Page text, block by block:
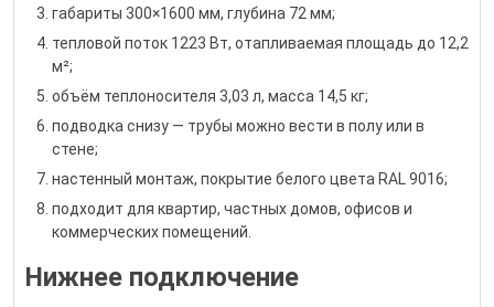
габариты 300×1600 мм, глубина 72 мм;
тепловой поток 1223 Вт, отапливаемая площадь до 12,2
м²;
объём теплоносителя 3,03 л, масса 14,5 кг;
подводка снизу — трубы можно вести в полу или в
стене;
настенный монтаж, покрытие белого цвета RAL 9016;
подходит для квартир, частных домов, офисов и
коммерческих помещений.
Нижнее подключение